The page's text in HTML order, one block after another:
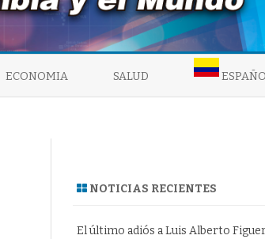
ECONOMIA SALUD
NOTICIAS RECIENTES
El último adiós a Luis Alberto